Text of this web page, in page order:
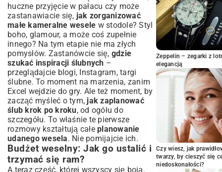
gości
Dekoracje i florystyka: Magia w aranżacji
Atrakcje weselne: Jak zaskoczyć i zabawić
gości?
Harmonogram i koordynacja: Spokój
przed wielkim dniem
Kalendarz ślubny: Ważne daty i zadania
Koordynator weselny: Czy warto
skorzystać z pomocy?
Scenariusz dnia ślubu: Bezstresowe
przejście przez uroczystość
Jak cieszyć się przygotowaniami i
dniem ślubu?
Delegowanie zadań: Nie wszystko musisz
robić sam
Dbanie o siebie: Relaks i zdrowie przed
ślubem
huczne przyjęcie w pałacu czy może
zastanawiacie się, jak zorganizować
małe kameralne wesele w stodole? Styl
boho, glamour, a może coś zupełnie
innego? Na tym etapie nie ma złych
pomysłów. Zastanówcie się, gdzie
szukać inspiracji ślubnych –
przeglądajcie blogi, Instagram, targi
ślubne. To moment na marzenia, zanim
Excel wejdzie do gry. Ale też moment, by
zacząć myśleć o tym, jak zaplanować
ślub krok po kroku, od ogółu do
szczegółu. To właśnie te pierwsze
rozmowy kształtują całe planowanie
udanego wesela. Nie pomijajcie ich.
Budżet weselny: Jak go ustalić i
trzymać się ram?
A teraz część, której wszyscy się boją.
Zeppelin – zegarki z
elegancją
Czy wiesz, jak
twarzy, by cieszyć się
niedoskonałości?